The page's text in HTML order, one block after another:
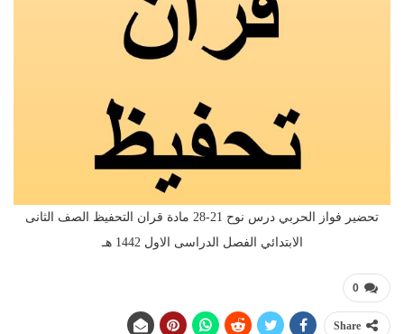
تحضير فواز الحربي درس نوح 21-28 مادة قران التحفيظ الصف الثانى
الابتدائي الفصل الدراسى الاول 1442 هـ
0
Share